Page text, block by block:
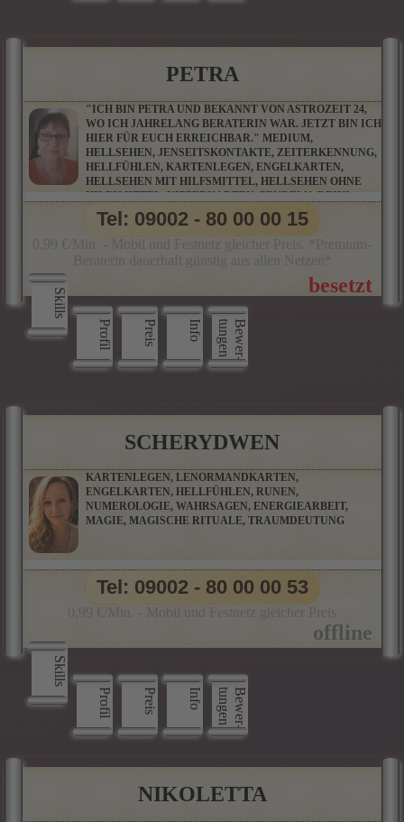
PETRA
"ICH BIN PETRA UND BEKANNT VON ASTROZEIT 24,
WO ICH JAHRELANG BERATERIN WAR. JETZT BIN ICH
HIER FÜR EUCH ERREICHBAR." MEDIUM,
HELLSEHEN, JENSEITSKONTAKTE, ZEITERKENNUNG,
HELLFÜHLEN, KARTENLEGEN, ENGELKARTEN,
HELLSEHEN MIT HILFSMITTEL, HELLSEHEN OHNE
HILFSMITTEL, KIPPERKARTEN, PENDELN, REIKI,
WAHRSAGEN, BOTSCHAFTEN AUS DER GEISTIGEN
WELT, CHANNELING, ENGELBOTSCHAFTEN,
ENGELKONTAKTE, TIERKOMMUNIKATION
Skills
Profil
Preis Info B
e
w
e
r
­
t
u
n
g
e
n
Tel: 09002 - 80 00 00 15
SCHERYDWEN
KARTENLEGEN, LENORMANDKARTEN,
ENGELKARTEN, HELLFÜHLEN, RUNEN,
NUMEROLOGIE, WAHRSAGEN, ENERGIEARBEIT,
MAGIE, MAGISCHE RITUALE, TRAUMDEUTUNG
Skills
Profil
Preis Info B
e
w
e
r
­
t
u
n
g
e
n
Tel: 09002 - 80 00 00 53
NIKOLETTA